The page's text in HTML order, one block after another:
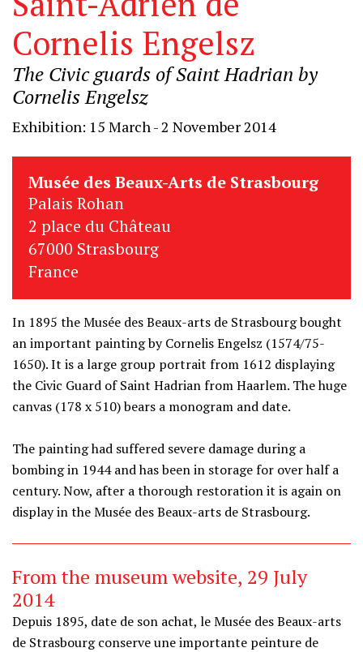
Cornelis Engelsz
The Civic guards of Saint Hadrian by
Cornelis Engelsz
Exhibition: 15 March - 2 November 2014
Musée des Beaux-Arts de Strasbourg
Palais Rohan
2 place du Château
67000 Strasbourg
France
In 1895 the Musée des Beaux-arts de Strasbourg bought
an important painting by Cornelis Engelsz (1574/75-
1650). It is a large group portrait from 1612 displaying
the Civic Guard of Saint Hadrian from Haarlem. The huge
canvas (178 x 510) bears a monogram and date.
The painting had suffered severe damage during a
bombing in 1944 and has been in storage for over half a
century. Now, after a thorough restoration it is again on
display in the Musée des Beaux-arts de Strasbourg.
From the museum website, 29 July
2014
Depuis 1895, date de son achat, le Musée des Beaux-arts
de Strasbourg conserve une importante peinture de